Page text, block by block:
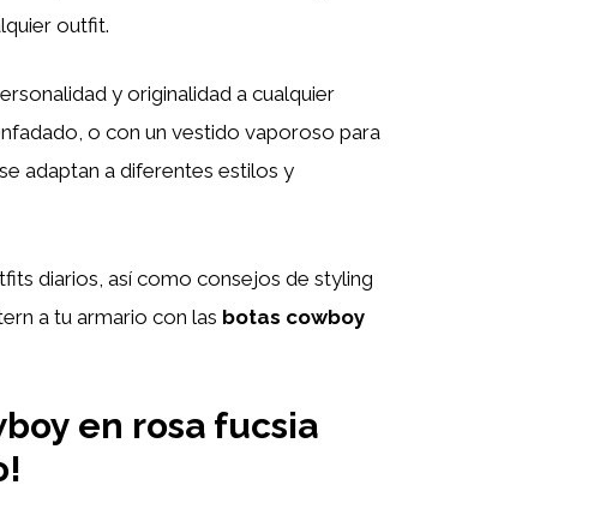
outfit.
y originalidad a cualquier
o con un vestido vaporoso para
adaptan a diferentes estilos y
diarios, así como consejos de styling
a tu armario con las botas cowboy
en rosa fucsia